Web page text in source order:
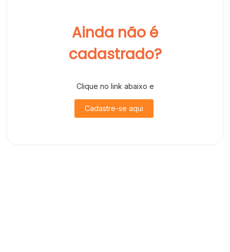
Ainda não é
cadastrado?
Clique no link abaixo e
Cadastre-se aqui